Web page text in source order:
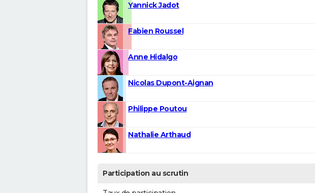
Yannick Jadot
Fabien Roussel
Anne Hidalgo
Nicolas Dupont-Aignan
Philippe Poutou
Nathalie Arthaud
Participation au scrutin